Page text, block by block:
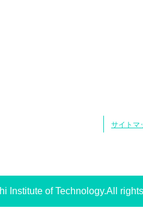
サイトマ
Institute of Technology.All